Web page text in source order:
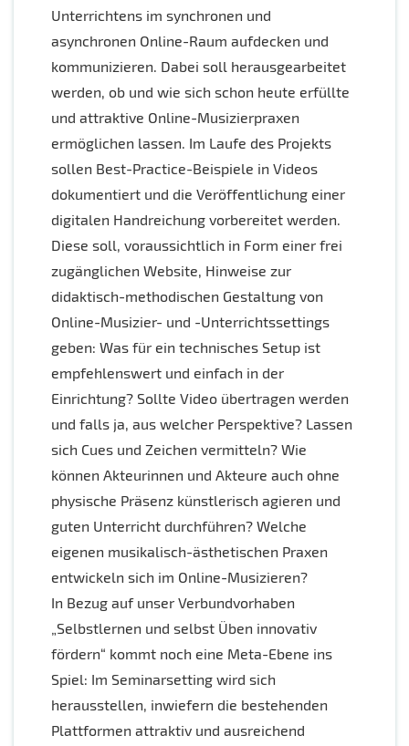
Unterrichtens im synchronen und
asynchronen Online-Raum aufdecken und
kommunizieren. Dabei soll herausgearbeitet
werden, ob und wie sich schon heute erfüllte
und attraktive Online-Musizierpraxen
ermöglichen lassen. Im Laufe des Projekts
sollen Best-Practice-Beispiele in Videos
dokumentiert und die Veröffentlichung einer
digitalen Handreichung vorbereitet werden.
Diese soll, voraussichtlich in Form einer frei
zugänglichen Website, Hinweise zur
didaktisch-methodischen Gestaltung von
Online-Musizier- und -Unterrichtssettings
geben: Was für ein technisches Setup ist
empfehlenswert und einfach in der
Einrichtung? Sollte Video übertragen werden
und falls ja, aus welcher Perspektive? Lassen
sich Cues und Zeichen vermitteln? Wie
können Akteurinnen und Akteure auch ohne
physische Präsenz künstlerisch agieren und
guten Unterricht durchführen? Welche
eigenen musikalisch-ästhetischen Praxen
entwickeln sich im Online-Musizieren?
In Bezug auf unser Verbundvorhaben
„Selbstlernen und selbst Üben innovativ
fördern“ kommt noch eine Meta-Ebene ins
Spiel: Im Seminarsetting wird sich
herausstellen, inwiefern die bestehenden
Plattformen attraktiv und ausreichend